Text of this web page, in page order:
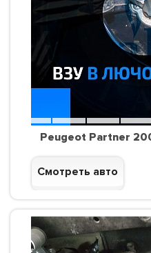
Peugeot Partner
Смотреть авто